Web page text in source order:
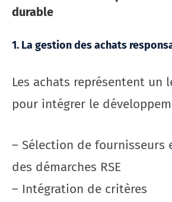
durable
1. La gestion des achats
Les achats représentent un
pour intégrer le
– Sélection de fournisseurs
des démarches RSE
– Intégration de critères